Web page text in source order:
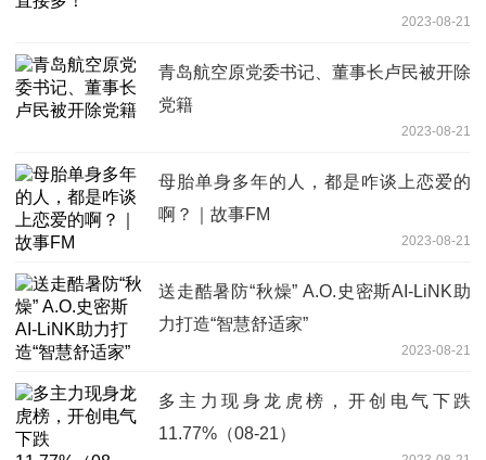
2023-08-21
青岛航空原党委书记、董事长卢民被开除
党籍
2023-08-21
母胎单身多年的人，都是咋谈上恋爱的
啊？｜故事FM
2023-08-21
送走酷暑防“秋燥” A.O.史密斯AI-LiNK助
力打造“智慧舒适家”
2023-08-21
多主力现身龙虎榜，开创电气下跌
11.77%（08-21）